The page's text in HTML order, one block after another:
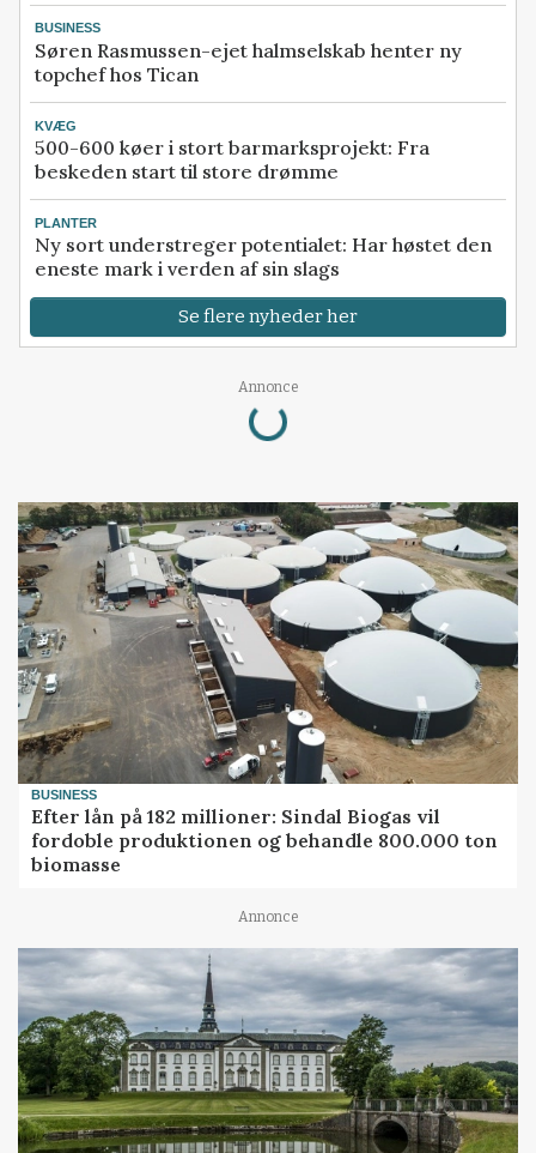
BUSINESS
Søren Rasmussen-ejet halmselskab henter ny
topchef hos Tican
KVÆG
500-600 køer i stort barmarksprojekt: Fra
beskeden start til store drømme
PLANTER
Ny sort understreger potentialet: Har høstet den
eneste mark i verden af sin slags
Se flere nyheder her
Annonce
Loading...
BUSINESS
Efter lån på 182 millioner: Sindal Biogas vil
fordoble produktionen og behandle 800.000 ton
biomasse
Annonce